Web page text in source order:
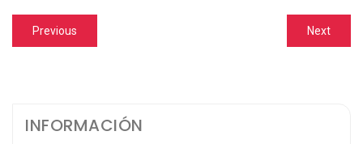
Navegación
de
Previous
post:
NextNext
post:
INFORMACIÓN